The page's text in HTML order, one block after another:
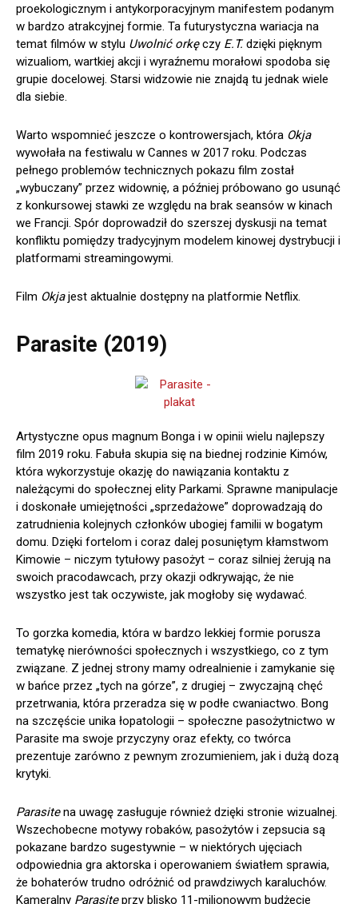
proekologicznym i antykorporacyjnym manifestem podanym
w bardzo atrakcyjnej formie. Ta futurystyczna wariacja na
temat filmów w stylu Uwolnić orkęczy E.T.dzięki pięknym
wizualiom, wartkiej akcji i wyraźnemu morałowi spodoba się
grupie docelowej. Starsi widzowie nie znajdą tu jednak wiele
dla siebie.
Warto wspomnieć jeszcze o kontrowersjach, która Okja
wywołała na festiwalu w Cannes w 2017 roku. Podczas
pełnego problemów technicznych pokazu film został
„wybuczany” przez widownię, a później próbowano go usunąć
z konkursowej stawki ze względu na brak seansów w kinach
we Francji. Spór doprowadził do szerszej dyskusji na temat
konfliktu pomiędzy tradycyjnym modelem kinowej dystrybucji i
platformami streamingowymi.
Film Okjajest aktualnie dostępny na platformie Netflix.
Parasite (2019)
Artystyczne opus magnum Bonga i w opinii wielu najlepszy
film 2019 roku. Fabuła skupia się na biednej rodzinie Kimów,
która wykorzystuje okazję do nawiązania kontaktu z
należącymi do społecznej elity Parkami. Sprawne manipulacje
i doskonałe umiejętności „sprzedażowe” doprowadzają do
zatrudnienia kolejnych członków ubogiej familii w bogatym
domu. Dzięki fortelom i coraz dalej posuniętym kłamstwom
Kimowie – niczym tytułowy pasożyt – coraz silniej żerują na
swoich pracodawcach, przy okazji odkrywając, że nie
wszystko jest tak oczywiste, jak mogłoby się wydawać.
To gorzka komedia, która w bardzo lekkiej formie porusza
tematykę nierówności społecznych i wszystkiego, co z tym
związane. Z jednej strony mamy odrealnienie i zamykanie się
w bańce przez „tych na górze”, z drugiej – zwyczajną chęć
przetrwania, która przeradza się w podłe cwaniactwo. Bong
na szczęście unika łopatologii – społeczne pasożytnictwo w
Parasite ma swoje przyczyny oraz efekty, co twórca
prezentuje zarówno z pewnym zrozumieniem, jak i dużą dozą
krytyki.
Parasitena uwagę zasługuje również dzięki stronie wizualnej.
Wszechobecne motywy robaków, pasożytów i zepsucia są
pokazane bardzo sugestywnie – w niektórych ujęciach
odpowiednia gra aktorska i operowaniem światłem sprawia,
że bohaterów trudno odróżnić od prawdziwych karaluchów.
Kameralny Parasiteprzy blisko 11-milionowym budżecie